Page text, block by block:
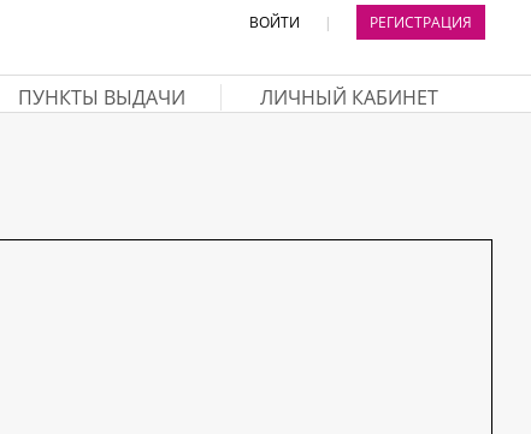
ВОЙТИ | РЕГИСТРАЦИЯ
ПУНКТЫ ВЫДАЧИ ЛИЧНЫЙ КАБИНЕТ